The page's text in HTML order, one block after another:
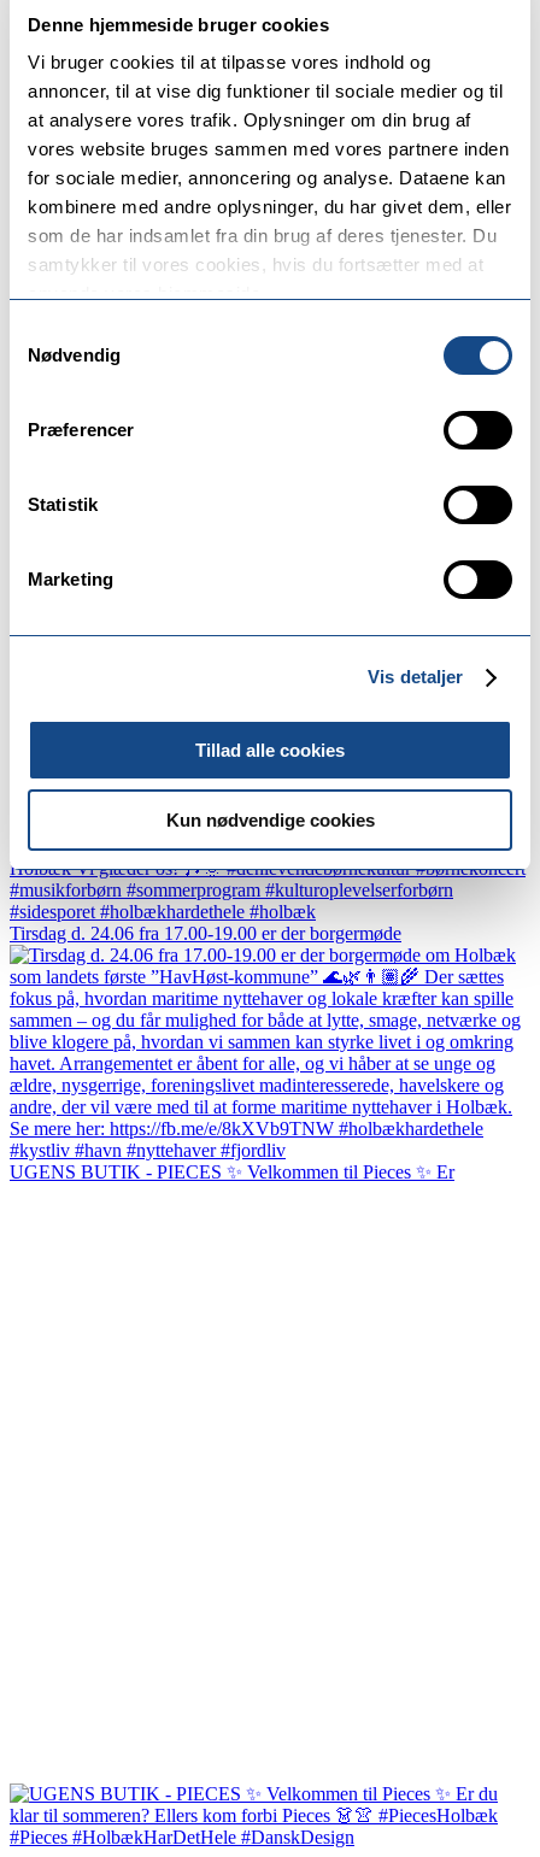
Denne hjemmeside bruger cookies
Vi bruger cookies til at tilpasse vores indhold og
annoncer, til at vise dig funktioner til sociale medier og til
at analysere vores trafik. Oplysninger om din brug af
vores website bruges sammen med vores partnere inden
for sociale medier, annoncering og analyse. Dataene kan
kombinere med andre oplysninger, du har givet dem, eller
som de har indsamlet fra din brug af deres tjenester. Du
samtykker til vores cookies, hvis du fortsætter med at
Nødvendig
Præferencer
Statistik
Marketing
Vis detaljer
Tillad alle cookies
Kun nødvendige cookies
Den Levende Børnekultur i Holbæk får besøg af @hou
Hvad har du og børnene af planer til sommer?🎶🌞 Hv
Tirsdag d. 24.06 fra 17.00-19.00 er der borgermøde
UGENS BUTIK - PIECES ✨ Velkommen til Pieces ✨ Er